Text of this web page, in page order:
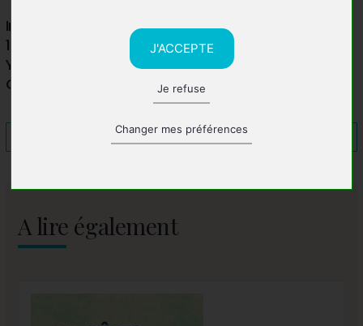
J'ACCEPTE
Je refuse
Changer mes préférences
Institut Français du Cameroun
140 Avenue du Président Ahmadou Ahidjo
Yaoundé
Cameroun
A lire également